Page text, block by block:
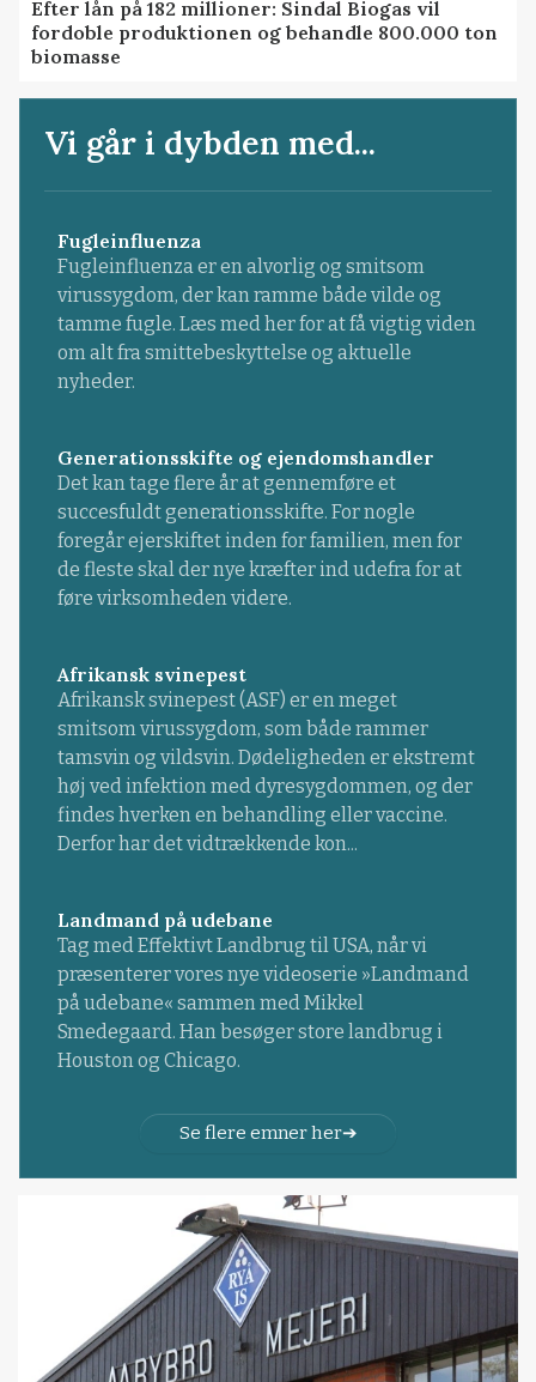
Efter lån på 182 millioner: Sindal Biogas vil
fordoble produktionen og behandle 800.000 ton
biomasse
Vi går i dybden med...
Fugleinfluenza
Fugleinfluenza er en alvorlig og smitsom
virussygdom, der kan ramme både vilde og
tamme fugle. Læs med her for at få vigtig viden
om alt fra smittebeskyttelse og aktuelle
nyheder.
Generationsskifte og ejendomshandler
Det kan tage flere år at gennemføre et
succesfuldt generationsskifte. For nogle
foregår ejerskiftet inden for familien, men for
de fleste skal der nye kræfter ind udefra for at
føre virksomheden videre.
Afrikansk svinepest
Afrikansk svinepest (ASF) er en meget
smitsom virussygdom, som både rammer
tamsvin og vildsvin. Dødeligheden er ekstremt
høj ved infektion med dyresygdommen, og der
findes hverken en behandling eller vaccine.
Derfor har det vidtrækkende kon...
Landmand på udebane
Tag med Effektivt Landbrug til USA, når vi
præsenterer vores nye videoserie »Landmand
på udebane« sammen med Mikkel
Smedegaard. Han besøger store landbrug i
Houston og Chicago.
Se flere emner her